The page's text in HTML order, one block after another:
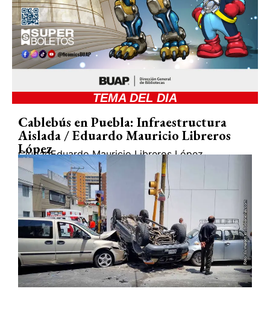
TEMA DEL DIA
Cablebús en Puebla: Infraestructura
Aislada / Eduardo Mauricio Libreros
López
CiudadEduardo Mauricio Libreros López